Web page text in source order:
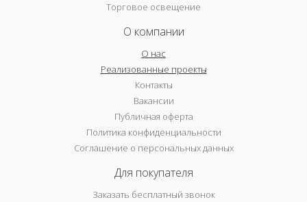
Торговое освещение
О компании
О нас
Реализованные проекты
Контакты
Вакансии
Публичная оферта
Политика конфиденциальности
Соглашение о персональных данных
Для покупателя
Заказать бесплатный звонок